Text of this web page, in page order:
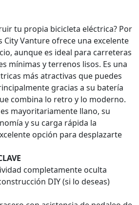
tu propia bicicleta eléctrica? Por
City Vanture ofrece una excelente
aunque es ideal para carreteras
mínimas y terrenos lisos. Es una
más atractivas que puedes
gracias a su batería
combina lo retro y lo moderno.
mayoritariamente llano, su
y su carga rápida la
opción para desplazarte
completamente oculta
DIY (si lo deseas)